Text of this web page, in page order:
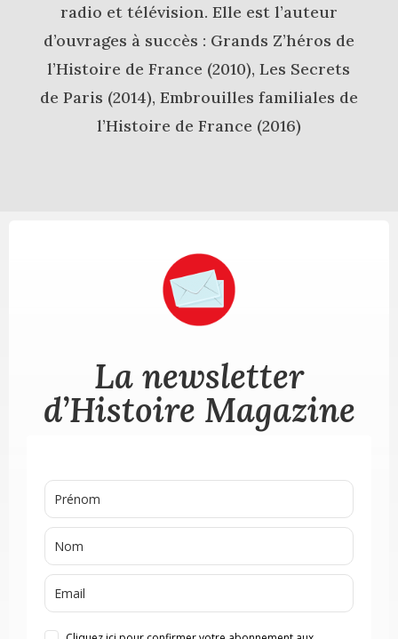
radio et télévision. Elle est l’auteur
d’ouvrages à succès : Grands Z’héros de
l’Histoire de France (2010), Les Secrets
de Paris (2014), Embrouilles familiales de
l’Histoire de France (2016)
La newsletter
d’Histoire Magazine